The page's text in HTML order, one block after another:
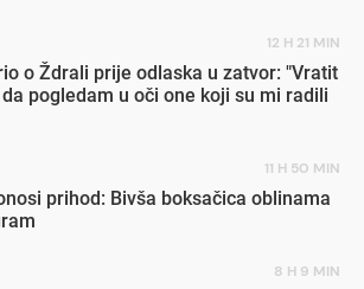
12 H 21 MIN
o Ždrali prije odlaska u zatvor: "Vratit
pogledam u oči one koji su mi radili
11 H 50 MIN
prihod: Bivša boksačica oblinama
8 H 9 MIN